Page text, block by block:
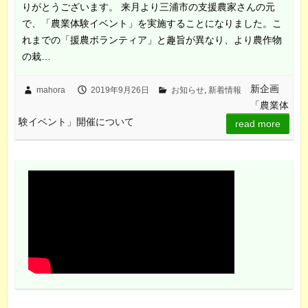
りがとうございます。 来月より三浦市の支援農家さんの元
で、「農業体験イベント」を実施することになりました。こ
れまでの「援農ボランティア」と趣旨が異なり、より農作物
の栽…
mahora 2019年9月26日 お知らせ, 新着情報
新企画
「農業体
験イベント」開催について
read more